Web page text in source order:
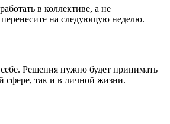
в коллективе, а не
на следующую неделю.
Решения нужно будет принимать
сфере, так и в личной жизни.